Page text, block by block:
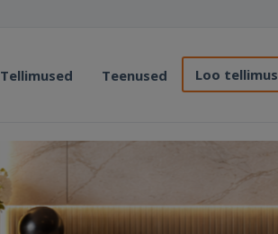
Tellimused Teenused Loo tellimus